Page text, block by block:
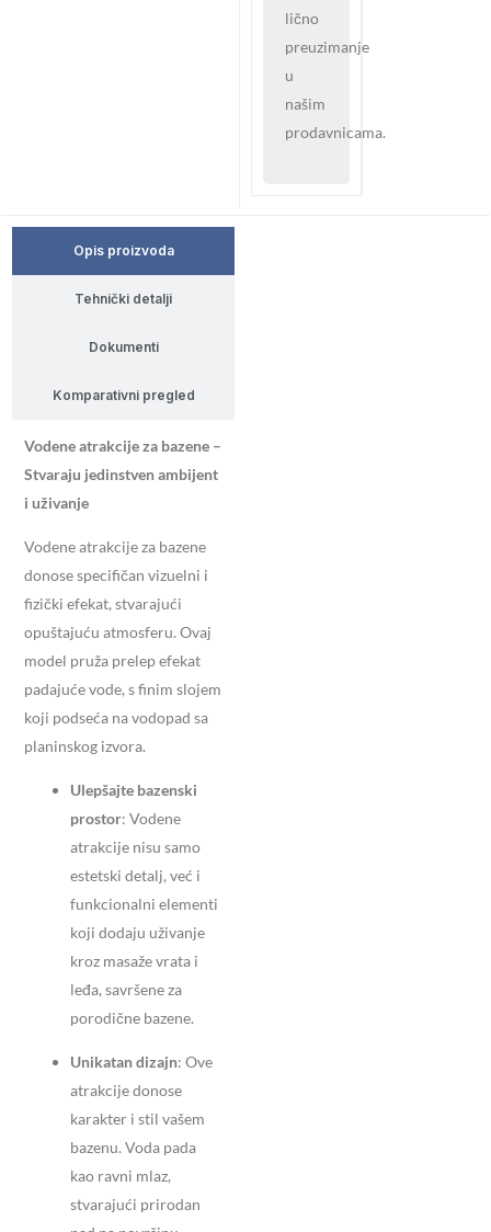
lično
preuzimanje
u
našim
prodavnicama.
Opis proizvoda
Tehnički detalji
Dokumenti
Komparativni pregled
Vodene atrakcije za bazene –
Stvaraju jedinstven ambijent
i uživanje
Vodene atrakcije za bazene
donose specifičan vizuelni i
fizički efekat, stvarajući
opuštajuću atmosferu. Ovaj
model pruža prelep efekat
padajuće vode, s finim slojem
koji podseća na vodopad sa
planinskog izvora.
Ulepšajte bazenski
prostor: Vodene
atrakcije nisu samo
estetski detalj, već i
funkcionalni elementi
koji dodaju uživanje
kroz masaže vrata i
leđa, savršene za
porodične bazene.
Unikatan dizajn: Ove
atrakcije donose
karakter i stil vašem
bazenu. Voda pada
kao ravni mlaz,
stvarajući prirodan